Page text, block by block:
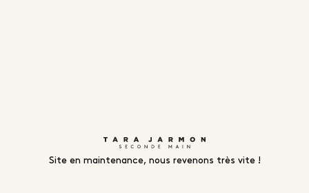
Site en maintenance, nous revenons très vite !